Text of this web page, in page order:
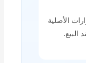
الأصلية
البيع.